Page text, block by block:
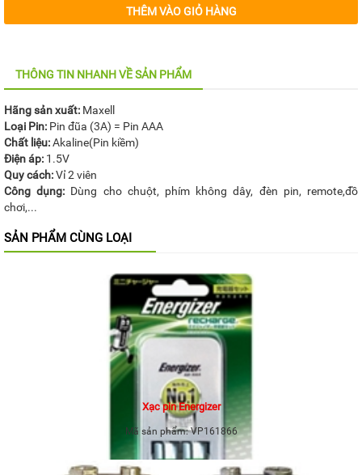
THÊM VÀO GIỎ HÀNG
THÔNG TIN NHANH VỀ SẢN PHẨM
Hãng sản xuất: Maxell
Loại Pin: Pin đũa (3A) = Pin AAA
Chất liệu:Akaline(Pin kiềm)
Điện áp: 1.5V
Quy cách:Vỉ 2 viên
Công dụng: Dùng cho chuột, phím không dây, đèn pin, remote,đồ
chơi,...
SẢN PHẨM CÙNG LOẠI
Xạc pin Energizer
Mã sản phẩm:VP161866